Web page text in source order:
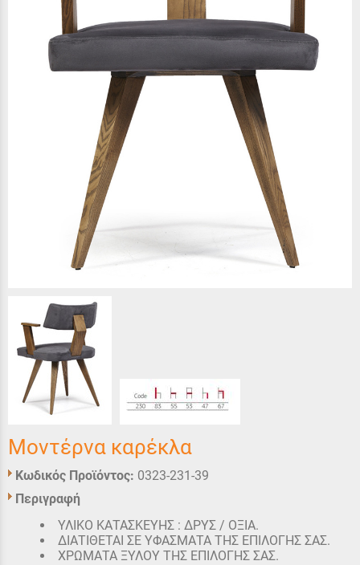
Μοντέρνα καρέκλα
Κωδικός Προϊόντος: 0323-231-39
Περιγραφή
ΥΛΙΚΟ ΚΑΤΑΣΚΕΥΗΣ : ΔΡΥΣ / ΟΞΙΑ.
ΔΙΑΤΙΘΕΤΑΙ ΣΕ ΥΦΑΣΜΑΤΑ ΤΗΣ ΕΠΙΛΟΓΗΣ ΣΑΣ.
ΧΡΩΜΑΤΑ ΞΥΛΟΥ ΤΗΣ ΕΠΙΛΟΓΗΣ ΣΑΣ.